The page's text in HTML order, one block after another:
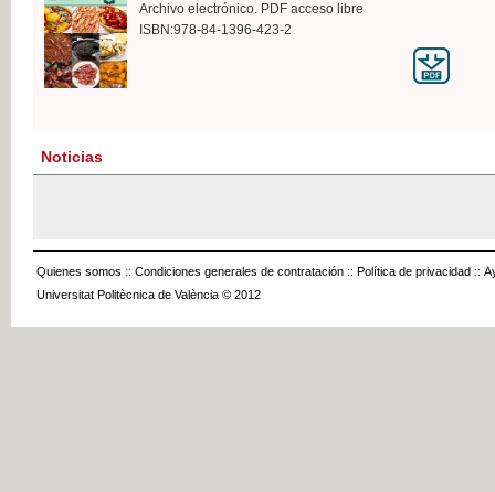
Archivo electrónico. PDF acceso libre
ISBN:978-84-1396-423-2
Noticias
Quienes somos :: Condiciones generales de contratación :: Política de privacidad ::
Universitat Politècnica de València © 2012